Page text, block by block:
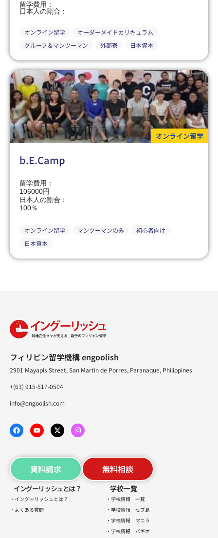
留学費用：
日本人の割合：
オンライン留学
オーダーメイドカリキュラム
グループ＆マンツーマン
外部寮 日本資本
オンライン留学
b.E.Camp
留学費用：
106000円
日本人の割合：
100％
オンライン留学 マンツーマンのみ
初心者向け
日本資本
フィリピン留学機構 engoolish
2901 Mayapis Street, San Martin de Porres, Paranaque, Philippines
+(63) 915-517-0504
info@engoolish.com
資料請求 無料相談
イングーリッシュとは？
・イングーリッシュとは？
・よくある質問
学校一覧
・学校情報 一覧
・学校情報 セブ島
・学校情報 マニラ
・学校情報 バギオ